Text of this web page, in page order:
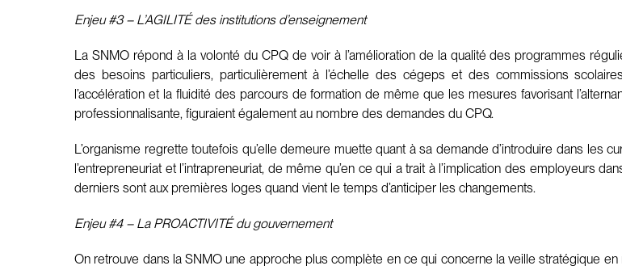
Enjeu #3 – L’AGILITÉ des institutions d’enseignement
La SNMO répond à la volonté du CPQ de voir à l’amélioration de la qualité des programmes
des besoins particuliers, particulièrement à l’échelle des cégeps et des commissions
l’accélération et la fluidité des parcours de formation de même que les mesures favorisant
professionnalisante, figuraient également au nombre des demandes du CPQ.
L’organisme regrette toutefois qu’elle demeure muette quant à sa demande d’introduire dans les
l’entrepreneuriat et l’intrapreneuriat, de même qu’en ce qui a trait à l’implication des employeurs
derniers sont aux premières loges quand vient le temps d’anticiper les changements.
Enjeu #4 – La PROACTIVITÉ du gouvernement
On retrouve dans la SNMO une approche plus complète en ce qui concerne la veille stratégique